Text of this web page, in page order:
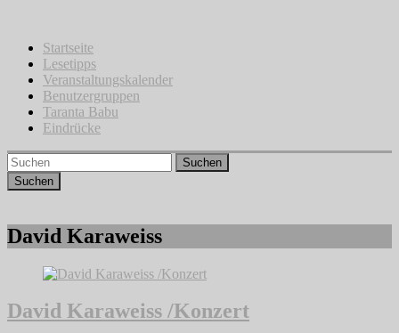
springenStartseite
Lesetipps
Veranstaltungskalender
Benutzergruppen
Taranta Babu
Eindrücke
Suchen
David Karaweiss
David Karaweiss /Konzert